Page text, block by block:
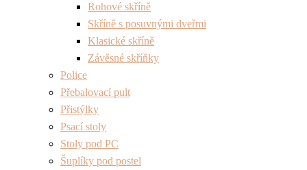
Rohové skříně
Skříně s posuvnými dveřmi
Klasické skříně
Závěsné skříňky
Police
Přebalovací pult
Přistýlky
Psací stoly
Stoly pod PC
Šuplíky pod postel